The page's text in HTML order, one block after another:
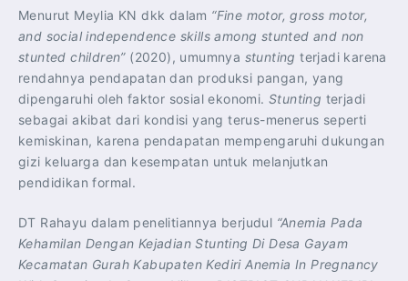
Menurut Meylia KN dkk dalam “Fine motor, gross motor,
and social independence skills among stunted and non
stunted children”(2020), umumnya stunting terjadi karena
rendahnya pendapatan dan produksi pangan, yang
dipengaruhi oleh faktor sosial ekonomi. Stunting terjadi
sebagai akibat dari kondisi yang terus-menerus seperti
kemiskinan, karena pendapatan mempengaruhi dukungan
gizi keluarga dan kesempatan untuk melanjutkan
pendidikan formal.
DT Rahayu dalam penelitiannya berjudul “Anemia Pada
Kehamilan Dengan Kejadian Stunting Di Desa Gayam
Kecamatan Gurah Kabupaten Kediri Anemia In Pregnancy